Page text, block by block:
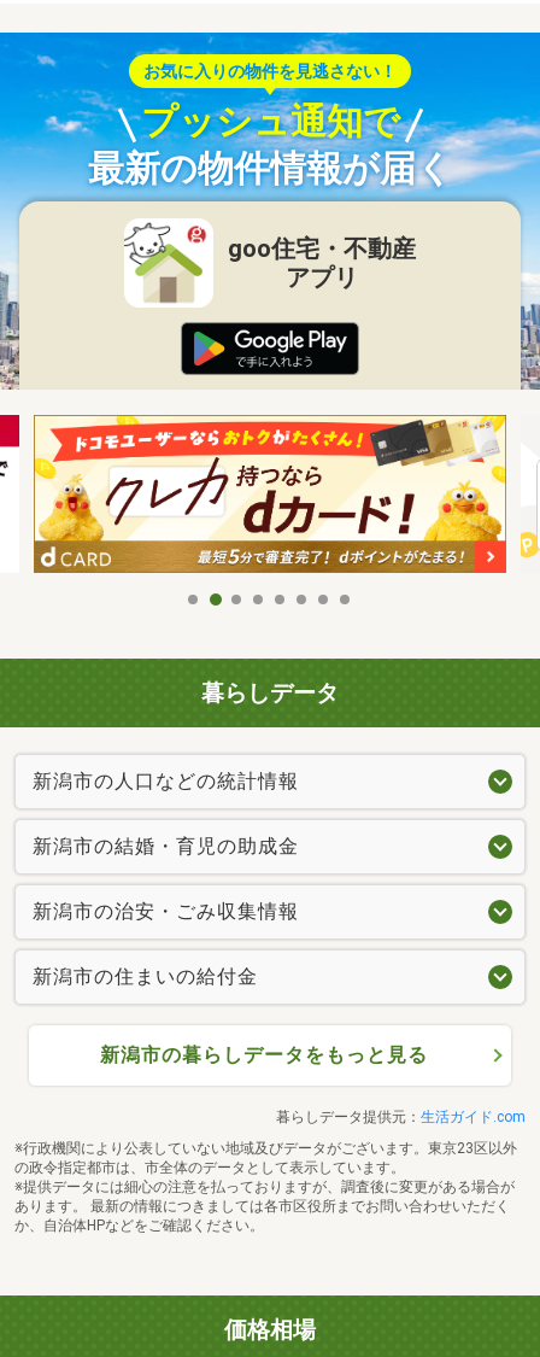
お気に入りの物件を見逃さない！
プッシュ通知で
最新の物件情報が届く
goo住宅・不動産
アプリ
暮らしデータ
新潟市の人口などの統計情報
新潟市の結婚・育児の助成金
新潟市の治安・ごみ収集情報
新潟市の住まいの給付金
新潟市の暮らしデータをもっと見る
暮らしデータ提供元： 生活ガイド.com
※行政機関により公表していない地域及びデータがございます。東京23区以外
の政令指定都市は、市全体のデータとして表示しています。
※提供データには細心の注意を払っておりますが、調査後に変更がある場合が
あります。 最新の情報につきましては各市区役所までお問い合わせいただく
か、自治体HPなどをご確認ください。
価格相場